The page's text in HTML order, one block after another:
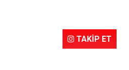
TAKİP ET